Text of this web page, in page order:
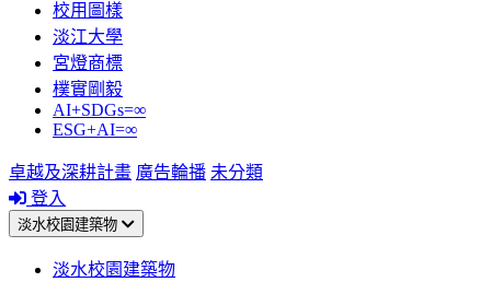
校用圖樣
淡江大學
宮燈商標
樸實剛毅
AI+SDGs=∞
ESG+AI=∞
卓越及深耕計畫 廣告輪播 未分類
登入
淡水校園建築物
淡水校園建築物